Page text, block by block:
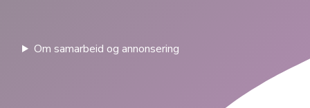
Om samarbeid og annonsering